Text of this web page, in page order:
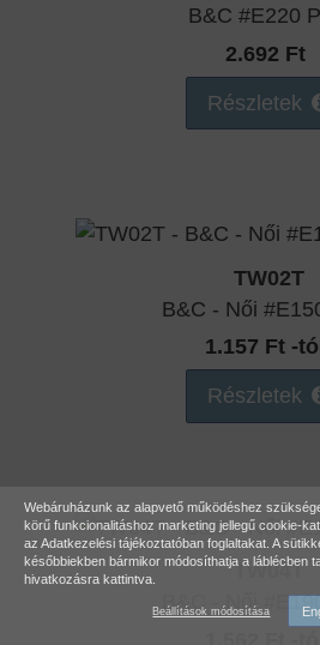
Webáruházunk az alapvető működéshez
körű funkcionalitáshoz marketing jellegű cookie-
az Adatkezelési tájékoztatóban foglaltakat. A
későbbiekben bármikor módosíthatja a láblécben
hivatkozásra kattintva.
Beállítások módosítása
B&C #E220
2.692 Ft
Részletek
TW02T
B&C - Női
1.157 Ft -
Részletek
TW04T
B&C - Női